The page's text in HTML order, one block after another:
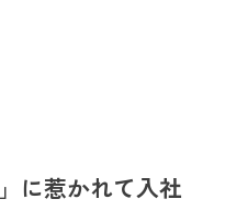
に惹かれて入社